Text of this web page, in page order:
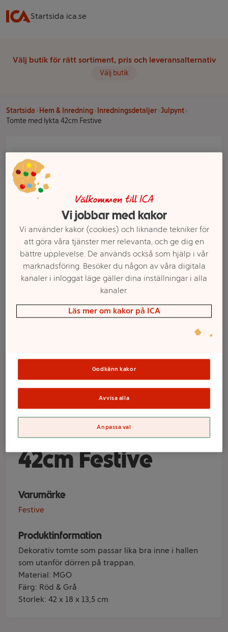
Startsida ica.se
Välj butik för rätt sortiment, pris och leveransalternativ
Välj butik
Startsida Hem & Inredning Inredningsdetaljer Julpynt
Tomte med lykta 42cm Festive
Tomte med lykta
42cm Festive
Varumärke
Festive
Produktinformation
Dekorativ tomte som passar lika bra inne i hallen
som utanför dörren på trappan.
Material: MGO
Färg: Röd & Grå
Storlek: 42 x 18 x 13,5 cm
Välj butik och handla
Sortimentet kan variera mellan butikerna
Välkommen till ICA
Vi jobbar med kakor
Vi använder kakor (cookies) och liknande tekniker för
att göra våra tjänster mer relevanta, och ge dig en
bättre upplevelse. De används också som hjälp i vår
marknadsföring. Besöker du någon av våra digitala
kanaler i inloggat läge gäller dina inställningar i alla
kanaler.
Läs mer om kakor på ICA
Godkänn kakor
Avvisa alla
Anpassa val